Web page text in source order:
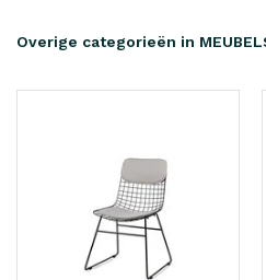
Overige categorieën in